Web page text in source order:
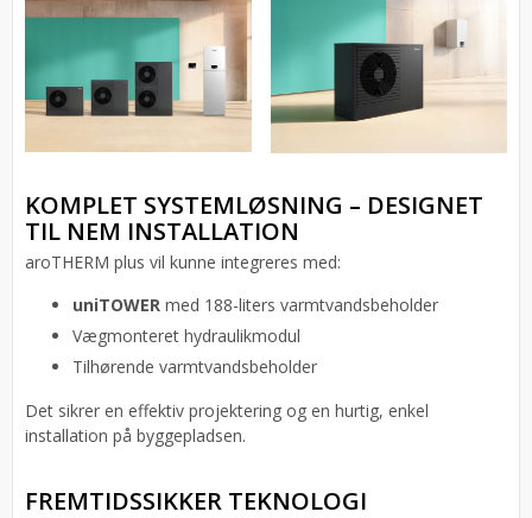
KOMPLET SYSTEMLØSNING – DESIGNET
TIL NEM INSTALLATION
aroTHERM plus vil kunne integreres med:
uniTOWER med 188-liters varmtvandsbeholder
Vægmonteret hydraulikmodul
Tilhørende varmtvandsbeholder
Det sikrer en effektiv projektering og en hurtig, enkel
installation på byggepladsen.
FREMTIDSSIKKER TEKNOLOGI